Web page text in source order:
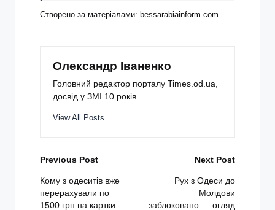
Створено за матеріалами: bessarabiainform.com
Олександр Іваненко
Головний редактор порталу Times.od.ua,
досвід у ЗМІ 10 років.
View All Posts
Post
navigation
Previous Post
Кому з одеситів вже
перерахували по
1500 грн на картки
Next Post
Рух з Одеси до
Молдови
заблоковано — огляд